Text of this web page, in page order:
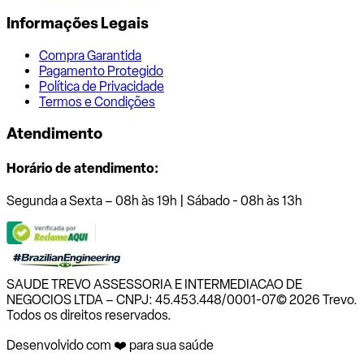
Informações Legais
Compra Garantida
Pagamento Protegido
Política de Privacidade
Termos e Condições
Atendimento
Horário de atendimento:
Segunda a Sexta – 08h às 19h | Sábado - 08h às 13h
SAUDE TREVO ASSESSORIA E INTERMEDIACAO DE
NEGOCIOS LTDA – CNPJ: 45.453.448/0001-07© 2026 Trevo.
Todos os direitos reservados.
Desenvolvido com ❤️ para sua saúde